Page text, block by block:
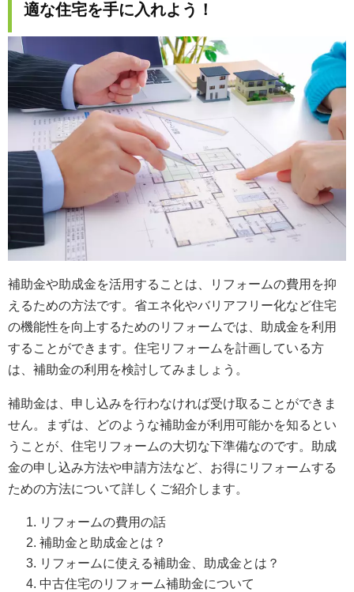
適な住宅を手に入れよう！
補助金や助成金を活用することは、リフォームの費用を抑
えるための方法です。省エネ化やバリアフリー化など住宅
の機能性を向上するためのリフォームでは、助成金を利用
することができます。住宅リフォームを計画している方
は、補助金の利用を検討してみましょう。
補助金は、申し込みを行わなければ受け取ることができま
せん。まずは、どのような補助金が利用可能かを知るとい
うことが、住宅リフォームの大切な下準備なのです。助成
金の申し込み方法や申請方法など、お得にリフォームする
ための方法について詳しくご紹介します。
リフォームの費用の話
補助金と助成金とは？
リフォームに使える補助金、助成金とは？
中古住宅のリフォーム補助金について